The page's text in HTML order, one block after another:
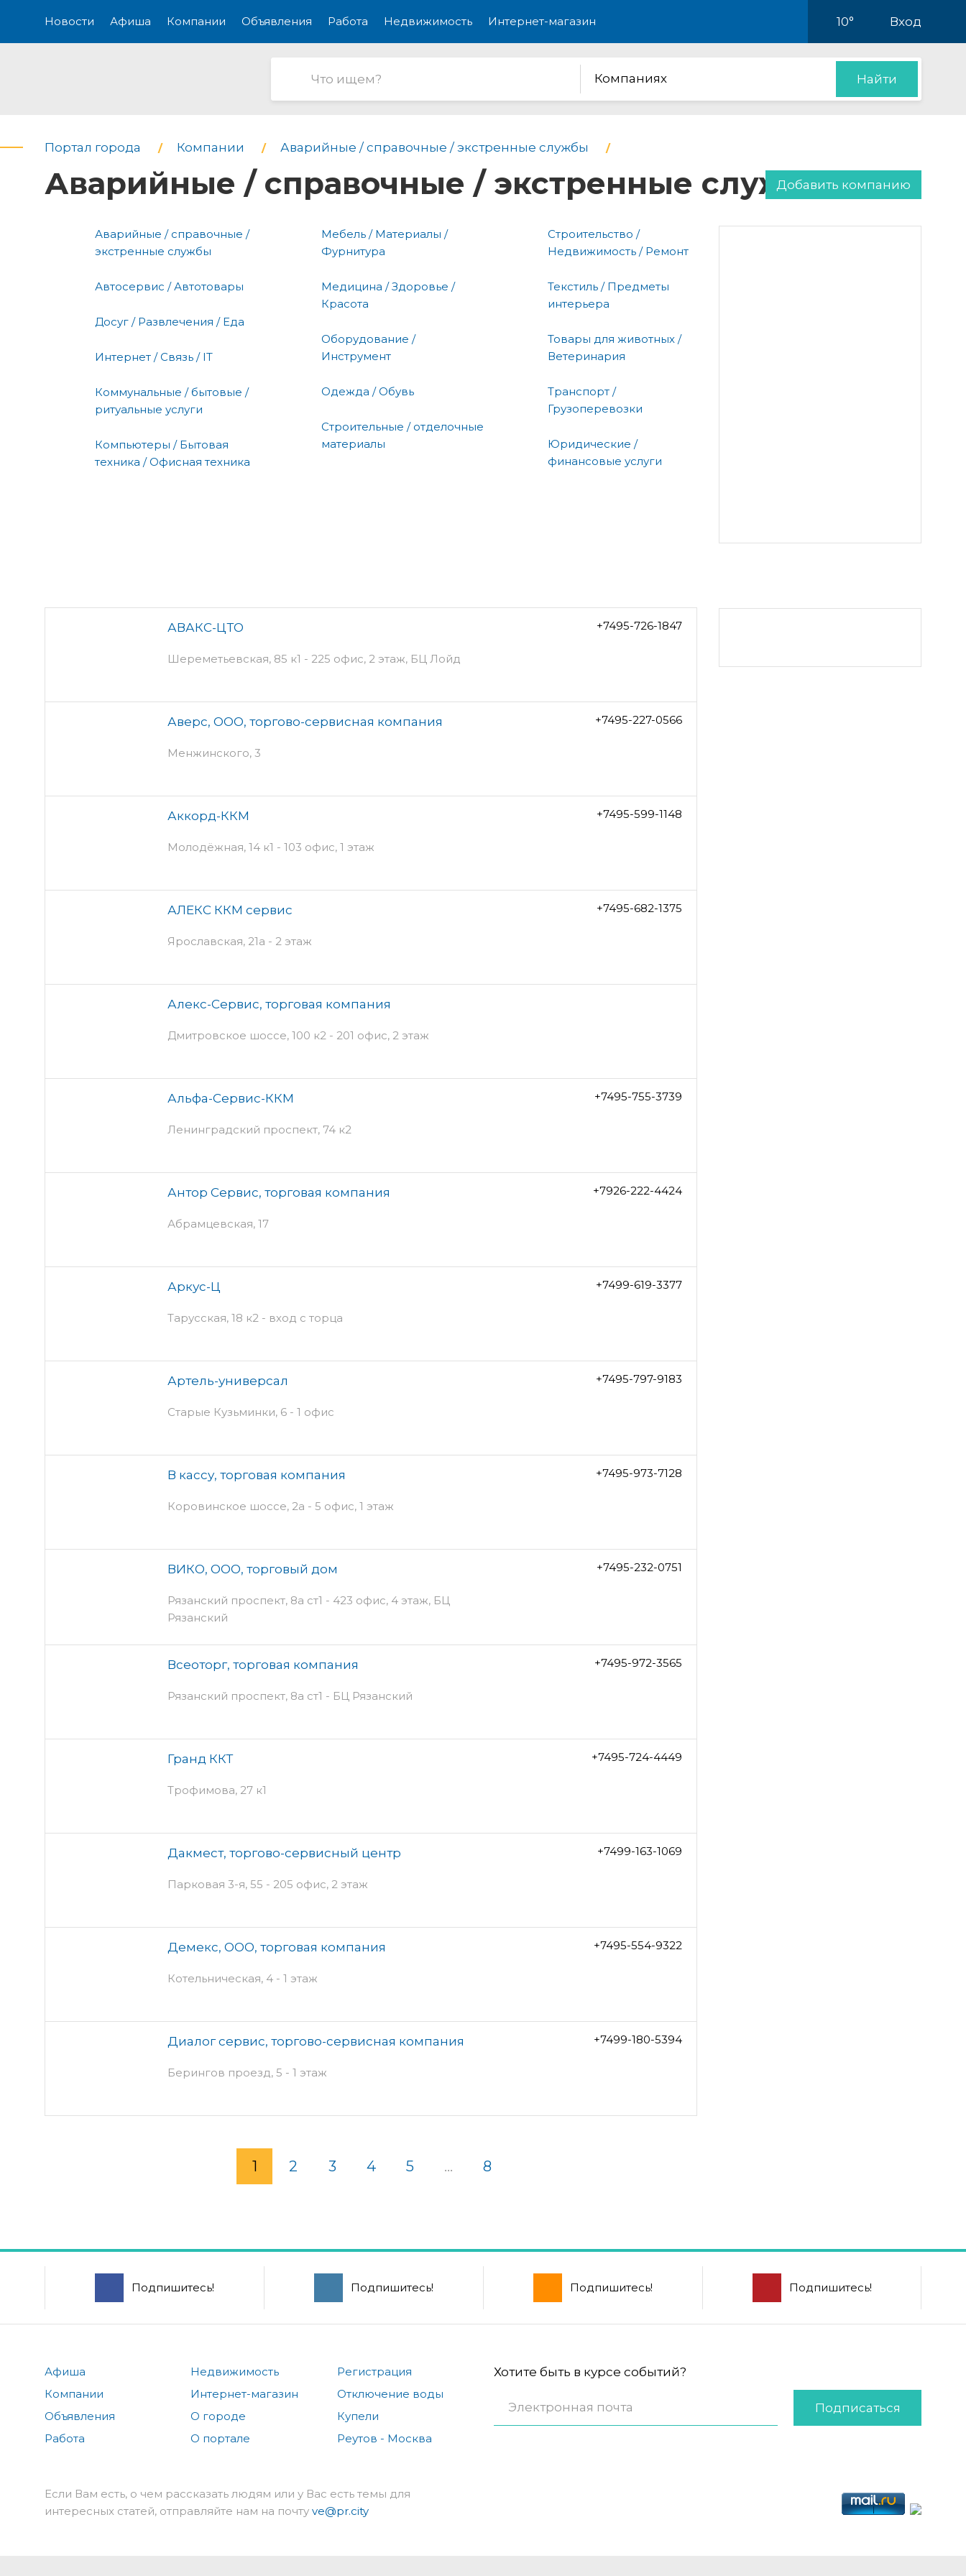
Новости Афиша Компании Объявления Работа Недвижимость Интернет-магазин 10° Вход
Компаниях Найти
Портал города Компании Аварийные / справочные / экстренные службы
Аварийные / справочные / экстренные службыДобавить компанию
Аварийные / справочные /
экстренные службы
Автосервис / Автотовары
Досуг / Развлечения / Еда
Интернет / Связь / IT
Коммунальные / бытовые /
ритуальные услуги
Компьютеры / Бытовая
техника / Офисная техника
Мебель / Материалы /
Фурнитура
Медицина / Здоровье /
Красота
Оборудование /
Инструмент
Одежда / Обувь
Строительные / отделочные
материалы
Строительство /
Недвижимость / Ремонт
Текстиль / Предметы
интерьера
Товары для животных /
Ветеринария
Транспорт /
Грузоперевозки
Юридические /
финансовые услуги
АВАКС-ЦТО
Шереметьевская, 85 к1 - 225 офис, 2 этаж, БЦ Лойд
+7495-726-1847
Аверс, ООО, торгово-сервисная компания
Менжинского, 3
+7495-227-0566
Аккорд-ККМ
Молодёжная, 14 к1 - 103 офис, 1 этаж
+7495-599-1148
АЛЕКС ККМ сервис
Ярославская, 21а - 2 этаж
+7495-682-1375
Алекс-Сервис, торговая компания
Дмитровское шоссе, 100 к2 - 201 офис, 2 этаж
Альфа-Сервис-ККМ
Ленинградский проспект, 74 к2
+7495-755-3739
Антор Сервис, торговая компания
Абрамцевская, 17
+7926-222-4424
Аркус-Ц
Тарусская, 18 к2 - вход с торца
+7499-619-3377
Артель-универсал
Старые Кузьминки, 6 - 1 офис
+7495-797-9183
В кассу, торговая компания
Коровинское шоссе, 2а - 5 офис, 1 этаж
+7495-973-7128
ВИКО, ООО, торговый дом
Рязанский проспект, 8а ст1 - 423 офис, 4 этаж, БЦ
Рязанский
+7495-232-0751
Всеоторг, торговая компания
Рязанский проспект, 8а ст1 - БЦ Рязанский
+7495-972-3565
Гранд ККТ
Трофимова, 27 к1
+7495-724-4449
Дакмест, торгово-сервисный центр
Парковая 3-я, 55 - 205 офис, 2 этаж
+7499-163-1069
Демекс, ООО, торговая компания
Котельническая, 4 - 1 этаж
+7495-554-9322
Диалог сервис, торгово-сервисная компания
Берингов проезд, 5 - 1 этаж
+7499-180-5394
1 2 3 4 5 ... 8
Подпишитесь! Подпишитесь! Подпишитесь! Подпишитесь!
Афиша
Компании
Объявления
Работа
Недвижимость
Интернет-магазин
О городе
О портале
Регистрация
Отключение воды
Купели
Реутов - Москва
Хотите быть в курсе событий?
Подписаться
Если Вам есть, о чем рассказать людям или у Вас есть темы для
интересных статей, отправляйте нам на почту ve@pr.city